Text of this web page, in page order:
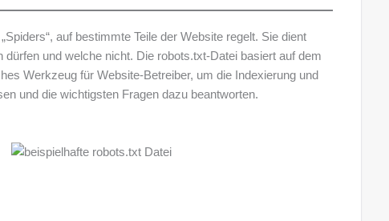
auf bestimmte Teile der Website regelt. Sie dient
und welche nicht. Die robots.txt-Datei basiert auf dem
Werkzeug für Website-Betreiber, um die Indexierung und
und die wichtigsten Fragen dazu beantworten.